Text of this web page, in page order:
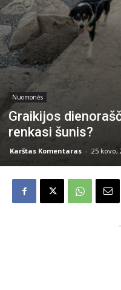
Nuomonės
Graikijos
renkasi šunis?
Karštas Komentaras - 25 kovo,